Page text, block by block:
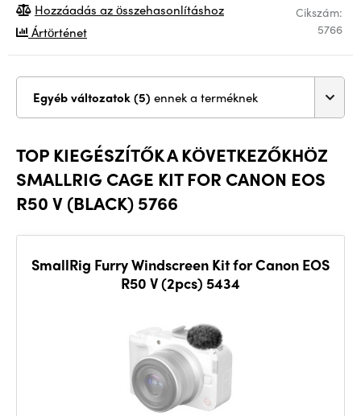
Cikszám:
5766
Hozzáadás az összehasonlításhoz
Ártörténet
Egyéb változatok (5) ennek a terméknek
TOP KIEGÉSZÍTŐK A KÖVETKEZŐKHÖZ
SMALLRIG CAGE KIT FOR CANON EOS
R50 V (BLACK) 5766
SmallRig Furry Windscreen Kit for Canon EOS
R50 V (2pcs) 5434